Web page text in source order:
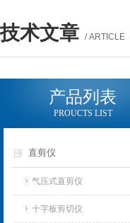
技术文章 / ARTICLE
产品列表
PROUCTS LIST
直剪仪
气压式直剪仪
十字板剪切仪